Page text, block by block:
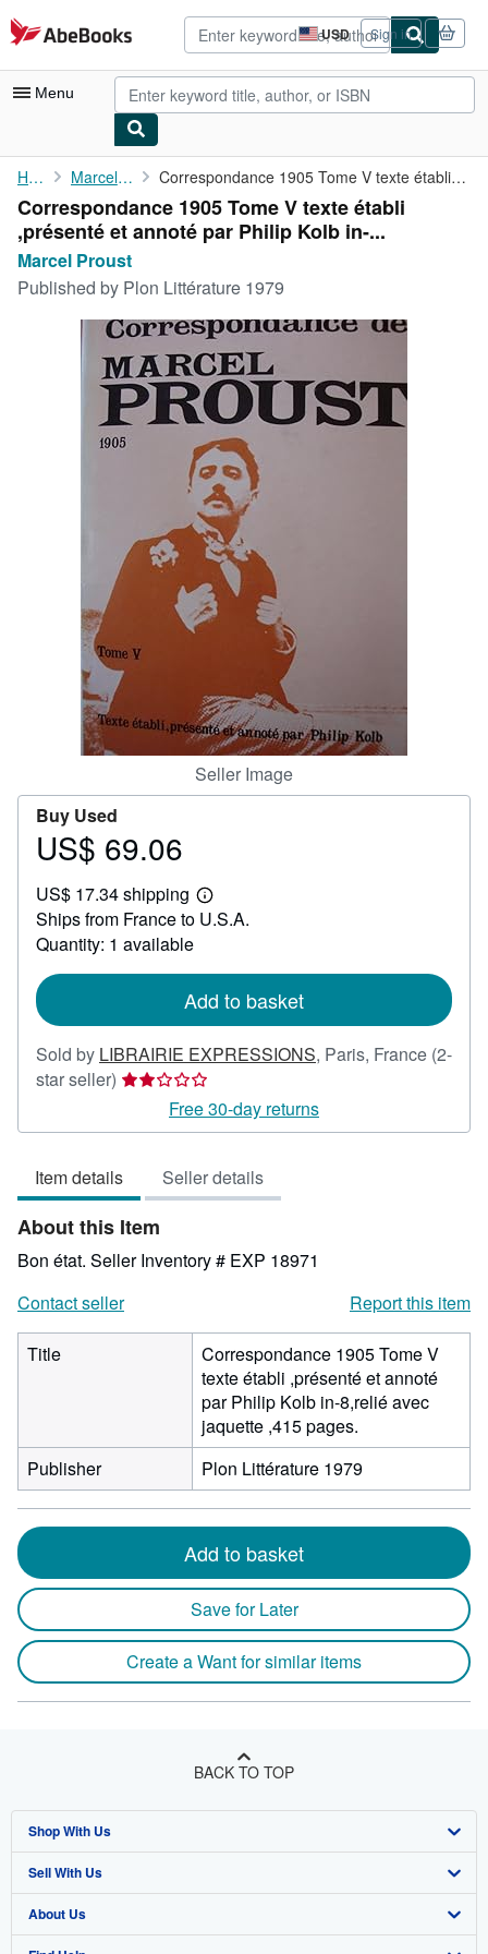
Skip to main content
AbeBooks.com USD
Site
shopping
preferences
Sign in
Menu
My Account
My Purchases
Advanced Search
Browse Collections
Rare Books
Art & Collectibles
CLOSE
Home Marcel Proust Correspondance 1905 Tome V texte établi ,présenté et annoté par ...
Correspondance 1905 Tome V texte établi
,présenté et annoté par Philip Kolb in-...
Marcel Proust
Published by Plon Littérature 1979
Seller Image
Buy Used
Price
69.06
US$ 69.06
US$ 17.34 shipping
Learn
more
Ships from France to U.S.A.
Quantity: 1 available
Add to basket
Sold by LIBRAIRIE EXPRESSIONS, Paris, France (2-
star seller) Seller
2
of
5
stars
Free 30-day returns
Item details Seller details
About this Item
Bon état. Seller Inventory # EXP 18971
Contact seller
Report this item
Title
Correspondance 1905 Tome V
texte établi ,présenté et annoté
par Philip Kolb in-8,relié avec
jaquette ,415 pages.
Publisher
Plon Littérature 1979
Add to basket
Save for Later
Create a Want for similar items
BACK TO TOP
Shop With Us
Advanced Search
Browse Collections
Sell With Us
Start Selling
About Us